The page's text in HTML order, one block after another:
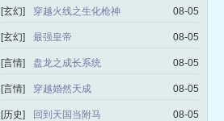
[玄幻] 穿越火线之生化枪神 08-05
[玄幻] 最强皇帝 08-05
[言情] 盘龙之成长系统 08-05
[言情] 穿越婚然天成 08-05
[历史] 回到天国当附马 08-05